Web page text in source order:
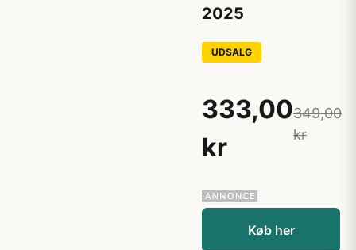
2025
UDSALG
333,00
kr
349,00
kr
Køb her